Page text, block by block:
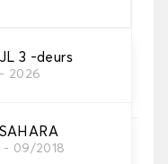
3 -deurs
2026
- 09/2018